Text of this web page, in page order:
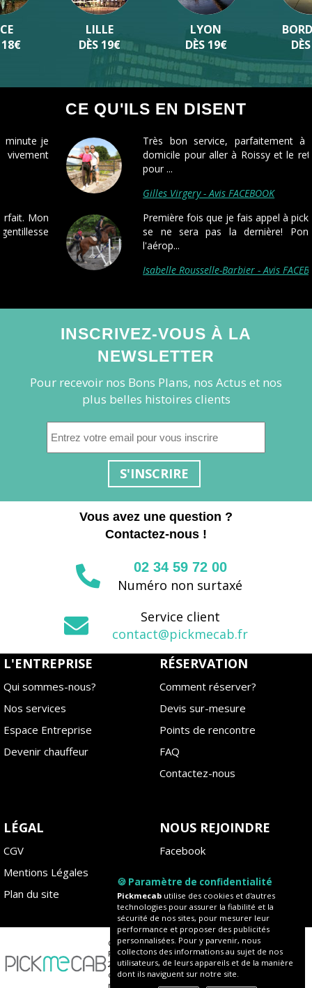
DÈS 19€
BORDEAUX
CE QU'ILS EN DISENT
Très bon service, parfaitement à l'heure à
domicile pour aller à Roissy et le retour pareil
pour ...
Gilles Virgery - Avis FACEBOOK
Première fois que je fais appel à pickmecab, et
se ne sera pas la dernière! Ponctualité à
l'aérop...
Isabelle Rousselle-Barbier - Avis FACEBOOK
INSCRIVEZ-VOUS À LA
NEWSLETTER
Pour recevoir nos Bons Plans, nos Actus et nos
plus belles histoires clients
S'INSCRIRE
Vous avez une question ?
Contactez-nous !
02 34 59 72 00
Numéro non surtaxé
Service client
contact@pickmecab.fr
L'ENTREPRISE
Qui sommes-nous?
Nos services
Espace Entreprise
Devenir chauffeur
RÉSERVATION
Comment réserver?
Devis sur-mesure
Points de rencontre
FAQ
Contactez-nous
LÉGAL
CGV
Mentions Légales
Plan du site
NOUS REJOINDRE
Facebook
Blog
Copyright ©
Pickmecab
2020 - Tous
droits
réservés
🍪 Paramètre de confidentialité
Pickmecab utilise des cookies et d'autres
technologies pour assurer la fiabilité et la
sécurité de nos sites, pour mesurer leur
performance et proposer des publicités
personnalisées. Pour y parvenir, nous
collectons des informations au sujet de nos
utilisateurs, de leurs appareils et de la manière
dont ils naviguent sur notre site.